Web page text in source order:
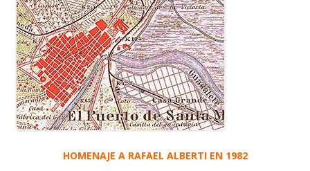
HOMENAJE A RAFAEL ALBERTI EN 1982